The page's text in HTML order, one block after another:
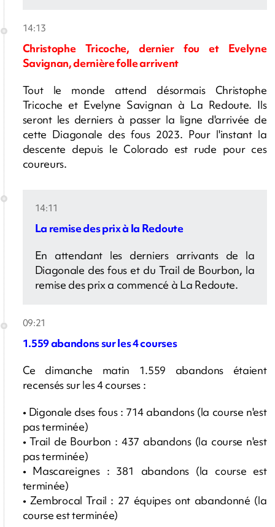
14:13
Christophe Tricoche, dernier fou et Evelyne
Savignan, dernière folle arrivent
Tout le monde attend désormais Christophe
Tricoche et Evelyne Savignan à La Redoute. Ils
seront les derniers à passer la ligne d'arrivée de
cette Diagonale des fous 2023. Pour l'instant la
descente depuis le Colorado est rude pour ces
coureurs.
14:11
La remise des prix à la Redoute
En attendant les derniers arrivants de la
Diagonale des fous et du Trail de Bourbon, la
remise des prix a commencé à La Redoute.
09:21
1.559 abandons sur les 4 courses
Ce dimanche matin 1.559 abandons étaient
recensés sur les 4 courses :
• Digonale dses fous : 714 abandons (la course n'est
pas terminée)
• Trail de Bourbon : 437 abandons (la course n'est
pas terminée)
• Mascareignes : 381 abandons (la course est
terminée)
• Zembrocal Trail : 27 équipes ont abandonné (la
course est terminée)